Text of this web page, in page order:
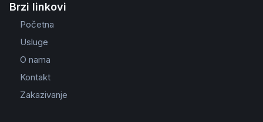
Brzi linkovi
Početna
Usluge
O nama
Kontakt
Zakazivanje